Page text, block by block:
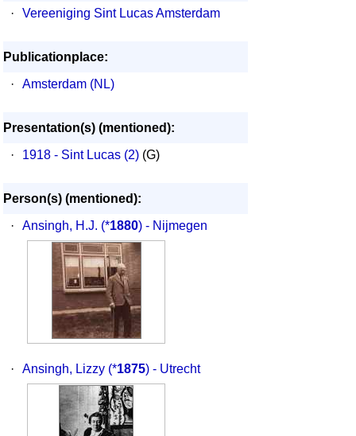
·
Vereeniging Sint Lucas Amsterdam
Publicationplace:
·
Amsterdam (NL)
Presentation(s) (mentioned):
·
1918 - Sint Lucas (2) (G)
Person(s) (mentioned):
·
Ansingh, H.J. (*1880) - Nijmegen
· Ansingh, Lizzy (*1875) - Utrecht